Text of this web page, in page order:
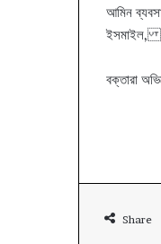
আমিন
ইসমাইল,
বক্তারা
Share